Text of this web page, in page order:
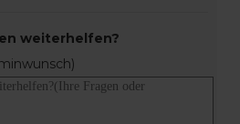
weiterhelfen?